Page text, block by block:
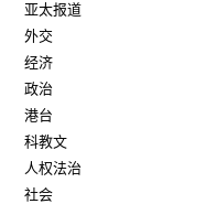
亚太报道
外交
经济
政治
港台
科教文
人权法治
社会